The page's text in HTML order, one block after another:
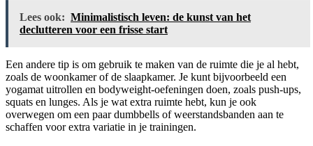
Lees ook: Minimalistisch leven: de kunst van het
declutteren voor een frisse start
Een andere tip is om gebruik te maken van de ruimte die je al hebt,
zoals de woonkamer of de slaapkamer. Je kunt bijvoorbeeld een
yogamat uitrollen en bodyweight-oefeningen doen, zoals push-ups,
squats en lunges. Als je wat extra ruimte hebt, kun je ook
overwegen om een ​​paar dumbbells of weerstandsbanden aan te
schaffen voor extra variatie in je trainingen.